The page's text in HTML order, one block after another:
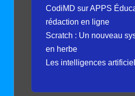
CodiMD sur APPS
rédaction en ligne
Scratch : Un nouveau
en herbe
Les intelligences